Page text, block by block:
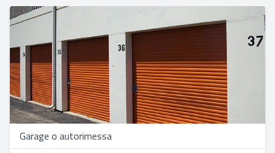
Garage o autorimessa